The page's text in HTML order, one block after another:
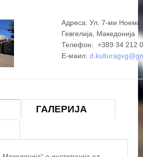
Адреса: Ул. 7-ми
Гевгелија, Македонија
Телефон: +389 34 212
Е-маил:
ГАЛЕРИЈА